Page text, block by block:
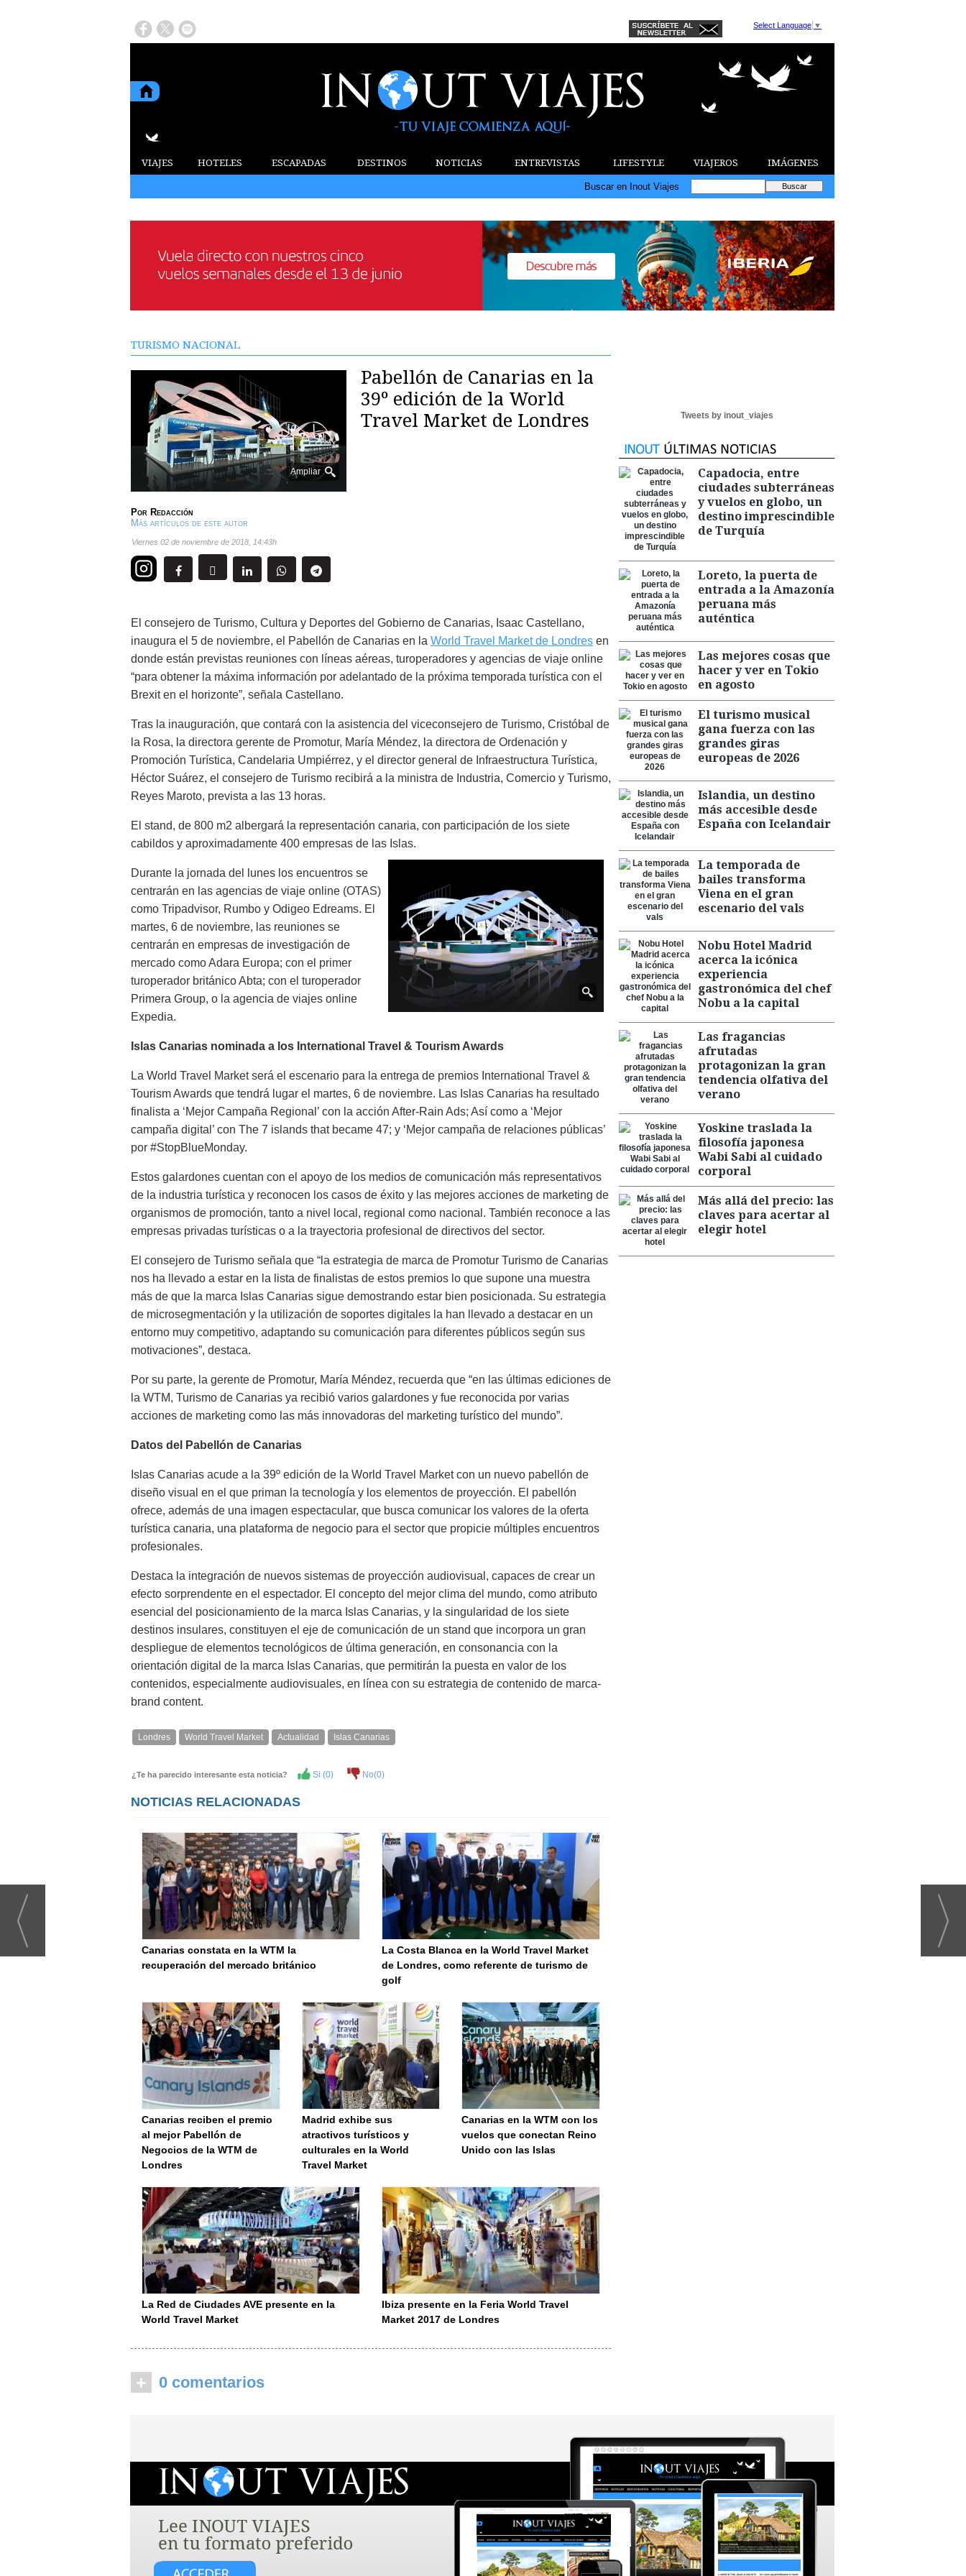
Select Language ▼
VIAJES HOTELES ESCAPADAS DESTINOS NOTICIAS ENTREVISTAS LIFESTYLE VIAJEROS IMÁGENES
Buscar en Inout Viajes
TURISMO NACIONAL
Ampliar
Pabellón de Canarias en la
39º edición de la World
Travel Market de Londres
Por Redacción
Más artículos de este autor
viernes 02 de noviembre de 2018 14:43h
El consejero de Turismo, Cultura y Deportes del Gobierno de Canarias, Isaac Castellano,
inaugura el 5 de noviembre, el Pabellón de Canarias en la World Travel Market de Londres en
donde están previstas reuniones con líneas aéreas, turoperadores y agencias de viaje online
“para obtener la máxima información por adelantado de la próxima temporada turística con el
Brexit en el horizonte”, señala Castellano.
Tras la inauguración, que contará con la asistencia del viceconsejero de Turismo, Cristóbal de
la Rosa, la directora gerente de Promotur, María Méndez, la directora de Ordenación y
Promoción Turística, Candelaria Umpiérrez, y el director general de Infraestructura Turística,
Héctor Suárez, el consejero de Turismo recibirá a la ministra de Industria, Comercio y Turismo,
Reyes Maroto, prevista a las 13 horas.
El stand, de 800 m2 albergará la representación canaria, con participación de los siete
cabildos y aproximadamente 400 empresas de las Islas.
Durante la jornada del lunes los encuentros se
centrarán en las agencias de viaje online (OTAS)
como Tripadvisor, Rumbo y Odigeo Edreams. El
martes, 6 de noviembre, las reuniones se
centrarán en empresas de investigación de
mercado como Adara Europa; con el primer
turoperador británico Abta; con el turoperador
Primera Group, o la agencia de viajes online
Expedia.
Islas Canarias nominada a los International Travel & Tourism Awards
La World Travel Market será el escenario para la entrega de premios International Travel &
Tourism Awards que tendrá lugar el martes, 6 de noviembre. Las Islas Canarias ha resultado
finalista a ‘Mejor Campaña Regional’ con la acción After-Rain Ads; Así como a ‘Mejor
campaña digital’ con The 7 islands that became 47; y ‘Mejor campaña de relaciones públicas’
por #StopBlueMonday.
Estos galardones cuentan con el apoyo de los medios de comunicación más representativos
de la industria turística y reconocen los casos de éxito y las mejores acciones de marketing de
organismos de promoción, tanto a nivel local, regional como nacional. También reconoce a las
empresas privadas turísticas o a la trayectoria profesional de directivos del sector.
El consejero de Turismo señala que “la estrategia de marca de Promotur Turismo de Canarias
nos ha llevado a estar en la lista de finalistas de estos premios lo que supone una muestra
más de que la marca Islas Canarias sigue demostrando estar bien posicionada. Su estrategia
de microsegmentación y la utilización de soportes digitales la han llevado a destacar en un
entorno muy competitivo, adaptando su comunicación para diferentes públicos según sus
motivaciones”, destaca.
Por su parte, la gerente de Promotur, María Méndez, recuerda que “en las últimas ediciones de
la WTM, Turismo de Canarias ya recibió varios galardones y fue reconocida por varias
acciones de marketing como las más innovadoras del marketing turístico del mundo”.
Datos del Pabellón de Canarias
Islas Canarias acude a la 39º edición de la World Travel Market con un nuevo pabellón de
diseño visual en el que priman la tecnología y los elementos de proyección. El pabellón
ofrece, además de una imagen espectacular, que busca comunicar los valores de la oferta
turística canaria, una plataforma de negocio para el sector que propicie múltiples encuentros
profesionales.
Destaca la integración de nuevos sistemas de proyección audiovisual, capaces de crear un
efecto sorprendente en el espectador. El concepto del mejor clima del mundo, como atributo
esencial del posicionamiento de la marca Islas Canarias, y la singularidad de los siete
destinos insulares, constituyen el eje de comunicación de un stand que incorpora un gran
despliegue de elementos tecnológicos de última generación, en consonancia con la
orientación digital de la marca Islas Canarias, que permitirán la puesta en valor de los
contenidos, especialmente audiovisuales, en línea con su estrategia de contenido de marca-
brand content.
Londres World Travel Market Actualidad Islas Canarias
¿Te ha parecido interesante esta noticia? Si (0) No(0)
NOTICIAS RELACIONADAS
Canarias constata en la WTM la
recuperación del mercado británico
La Costa Blanca en la World Travel Market
de Londres, como referente de turismo de
golf
Canarias reciben el premio
al mejor Pabellón de
Negocios de la WTM de
Londres
Madrid exhibe sus
atractivos turísticos y
culturales en la World
Travel Market
Canarias en la WTM con los
vuelos que conectan Reino
Unido con las Islas
La Red de Ciudades AVE presente en la
World Travel Market
Ibiza presente en la Feria World Travel
Market 2017 de Londres
+ 0 comentarios
Tweets by inout_viajes
Capadocia, entre
ciudades subterráneas
y vuelos en globo, un
destino imprescindible
de Turquía
Loreto, la puerta de
entrada a la Amazonía
peruana más
auténtica
Las mejores cosas que
hacer y ver en Tokio
en agosto
El turismo musical
gana fuerza con las
grandes giras
europeas de 2026
Islandia, un destino
más accesible desde
España con Icelandair
La temporada de
bailes transforma
Viena en el gran
escenario del vals
Nobu Hotel Madrid
acerca la icónica
experiencia
gastronómica del chef
Nobu a la capital
Las fragancias
afrutadas
protagonizan la gran
tendencia olfativa del
verano
Yoskine traslada la
filosofía japonesa
Wabi Sabi al cuidado
corporal
Más allá del precio: las
claves para acertar al
elegir hotel